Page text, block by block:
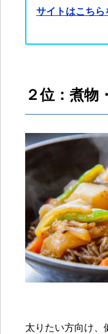
サイトはこちら
２位：煮物
太りたい方向け、